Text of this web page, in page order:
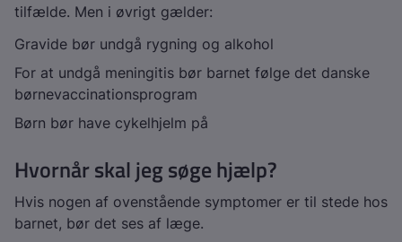
tilfælde. Men i øvrigt gælder:
Gravide bør undgå rygning og alkohol
For at undgå meningitis bør barnet følge det danske
børnevaccinationsprogram
Børn bør have cykelhjelm på
Hvornår skal jeg søge hjælp?
Hvis nogen af ovenstående symptomer er til stede hos
barnet, bør det ses af læge.